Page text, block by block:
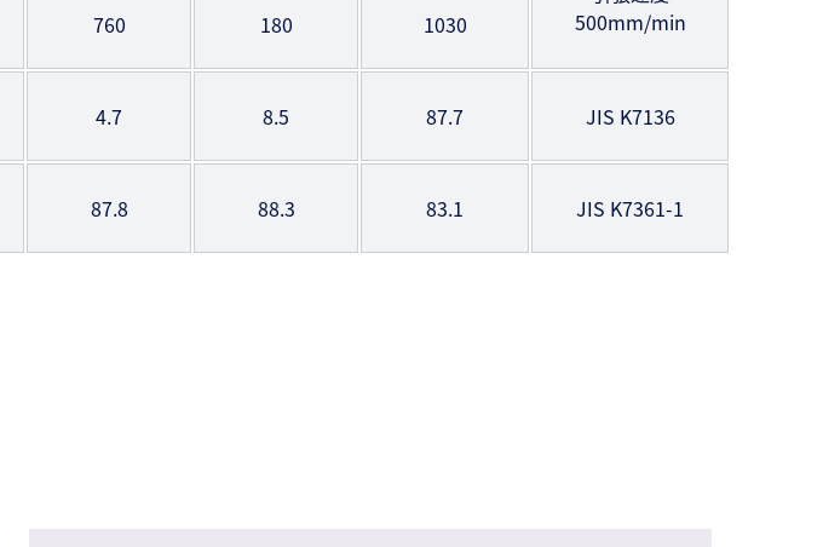
500mm/min
760 180 1030
4.7 8.5 87.7 JIS K7136
87.8 88.3 83.1 JIS K7361-1